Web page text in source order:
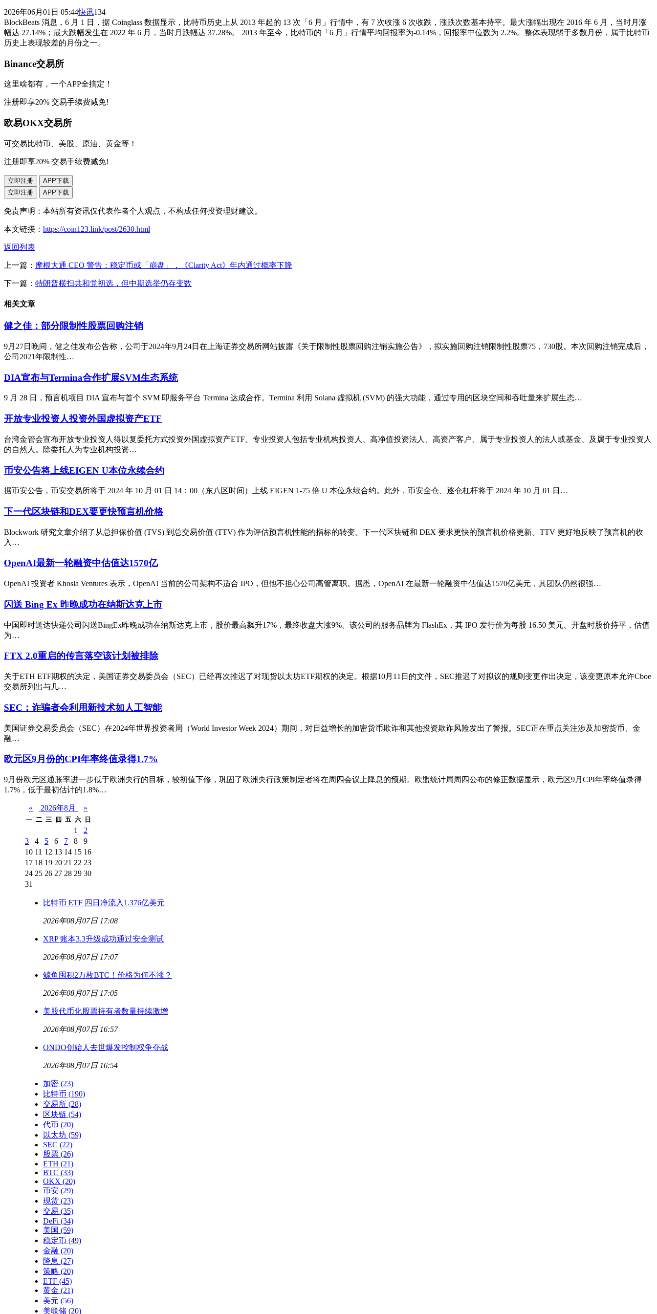
2026年06月01日 05:44快讯134
BlockBeats 消息，6 月 1 日，据 Coinglass 数据显示，比特币历史上从 2013 年起的 13 次「6 月」行情中，有 7 次收涨 6 次收跌，涨跌次数基本持平。最大涨幅出现在 2016 年 6 月，当时月涨
幅达 27.14%；最大跌幅发生在 2022 年 6 月，当时月跌幅达 37.28%。 2013 年至今，比特币的「6 月」行情平均回报率为-0.14%，回报率中位数为 2.2%。整体表现弱于多数月份，属于比特币
历史上表现较差的月份之一。
Binance交易所
这里啥都有，一个APP全搞定！
注册即享20% 交易手续费减免!
欧易OKX交易所
可交易比特币、美股、原油、黄金等！
注册即享20% 交易手续费减免!
立即注册
APP下载
立即注册
APP下载
免责声明：本站所有资讯仅代表作者个人观点，不构成任何投资理财建议。
本文链接： https://coin123.link/post/2630.html
返回列表
上一篇： 摩根大通 CEO 警告：稳定币或「崩盘」，《Clarity Act》年内通过概率下降
下一篇： 特朗普横扫共和党初选，但中期选举仍存变数
相关文章
健之佳：部分限制性股票回购注销
9月27日晚间，健之佳发布公告称，公司于2024年9月24日在上海证券交易所网站披露《关于限制性股票回购注销实施公告》，拟实施回购注销限制性股票75，730股。本次回购注销完成后，
公司2021年限制性…
DIA宣布与Termina合作扩展SVM生态系统
9 月 28 日，预言机项目 DIA 宣布与首个 SVM 即服务平台 Termina 达成合作。Termina 利用 Solana 虚拟机 (SVM) 的强大功能，通过专用的区块空间和吞吐量来扩展生态…
开放专业投资人投资外国虚拟资产ETF
台湾金管会宣布开放专业投资人得以复委托方式投资外国虚拟资产ETF。专业投资人包括专业机构投资人、高净值投资法人、高资产客户、属于专业投资人的法人或基金、及属于专业投资人
的自然人。除委托人为专业机构投资…
币安公告将上线EIGEN U本位永续合约
据币安公告，币安交易所将于 2024 年 10 月 01 日 14：00（东八区时间）上线 EIGEN 1-75 倍 U 本位永续合约。此外，币安全仓、逐仓杠杆将于 2024 年 10 月 01 日…
下一代区块链和DEX要更快预言机价格
Blockwork 研究文章介绍了从总担保价值 (TVS) 到总交易价值 (TTV) 作为评估预言机性能的指标的转变。下一代区块链和 DEX 要求更快的预言机价格更新。TTV 更好地反映了预言机的收
入…
OpenAI最新一轮融资中估值达1570亿
OpenAI 投资者 Khosla Ventures 表示，OpenAI 当前的公司架构不适合 IPO，但他不担心公司高管离职。据悉，OpenAI 在最新一轮融资中估值达1570亿美元，其团队仍然很强…
闪送 Bing Ex 昨晚成功在纳斯达克上市
中国即时送达快递公司闪送BingEx昨晚成功在纳斯达克上市，股价最高飙升17%，最终收盘大涨9%。该公司的服务品牌为 FlashEx，其 IPO 发行价为每股 16.50 美元。开盘时股价持平，估值
为…
FTX 2.0重启的传言落空该计划被排除
关于ETH ETF期权的决定，美国证券交易委员会（SEC）已经再次推迟了对现货以太坊ETF期权的决定。根据10月11日的文件，SEC推迟了对拟议的规则变更作出决定，该变更原本允许Cboe
交易所列出与几…
SEC：诈骗者会利用新技术如人工智能
美国证券交易委员会（SEC）在2024年世界投资者周（World Investor Week 2024）期间，对日益增长的加密货币欺诈和其他投资欺诈风险发出了警报。SEC正在重点关注涉及加密货币、金
融…
欧元区9月份的CPI年率终值录得1.7%
9月份欧元区通胀率进一步低于欧洲央行的目标，较初值下修，巩固了欧洲央行政策制定者将在周四会议上降息的预期。欧盟统计局周四公布的修正数据显示，欧元区9月CPI年率终值录得
1.7%，低于最初估计的1.8%…
« 2026年8月 »
一 二 三 四 五 六 日
1
2
3
4 5 6 7 8
9
10 11 12 13 14 15 16
17 18 19 20 21 22 23
24 25 26 27 28 29 30
31
比特币 ETF 四日净流入1.376亿美元
2026年08月07日 17:08
XRP 账本3.3升级成功通过安全测试
2026年08月07日 17:07
鲸鱼囤积2万枚BTC！价格为何不涨？
2026年08月07日 17:05
美股代币化股票持有者数量持续激增
2026年08月07日 16:57
ONDO创始人去世爆发控制权争夺战
2026年08月07日 16:54
加密 (23)
比特币 (190)
交易所 (28)
区块链 (54)
代币 (20)
以太坊 (59)
SEC (22)
股票 (26)
ETH (21)
BTC (33)
OKX (20)
币安 (29)
现货 (23)
交易 (35)
DeFi (34)
美国 (59)
稳定币 (49)
金融 (20)
降息 (27)
策略 (20)
ETF (45)
黄金 (21)
美元 (56)
美联储 (20)